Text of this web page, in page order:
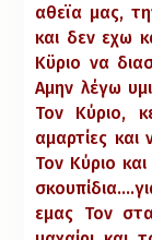
αθεϊα μας,
και δεν εχω
Κϋριο να
Αμην λέγω
Τον Κύριο,
αμαρτίες
Τον Κύριο
εμας Τον